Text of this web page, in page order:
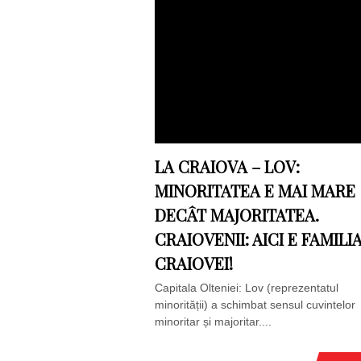
LA CRAIOVA – LOV:
MINORITATEA E MAI MARE
DECÂT MAJORITATEA.
CRAIOVENII: AICI E
CRAIOVEI!
Capitala Olteniei: Lov (reprezentatul
minorității) a schimbat sensul cuvintelor
minoritar și majoritar....